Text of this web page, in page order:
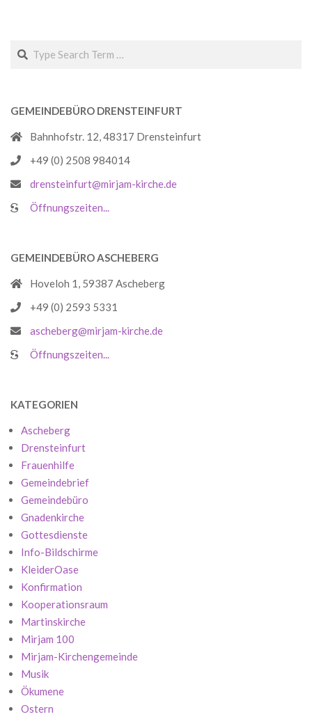
Search
GEMEINDEBÜRO DRENSTEINFURT
Bahnhofstr. 12, 48317 Drensteinfurt
+49 (0) 2508 984014
drensteinfurt@mirjam-kirche.de
Öffnungszeiten...
GEMEINDEBÜRO ASCHEBERG
Hoveloh 1, 59387 Ascheberg
+49 (0) 2593 5331
ascheberg@mirjam-kirche.de
Öffnungszeiten...
KATEGORIEN
Ascheberg
Drensteinfurt
Frauenhilfe
Gemeindebrief
Gemeindebüro
Gnadenkirche
Gottesdienste
Info-Bildschirme
KleiderOase
Konfirmation
Kooperationsraum
Martinskirche
Mirjam 100
Mirjam-Kirchengemeinde
Musik
Ökumene
Ostern